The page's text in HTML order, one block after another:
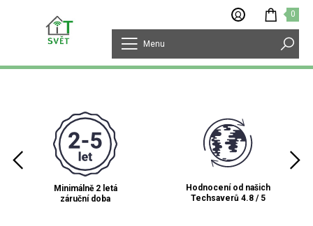
0
Menu
Minimálně 2 letá
záruční doba
Hodnocení od našich
Techsaverů 4.8 / 5